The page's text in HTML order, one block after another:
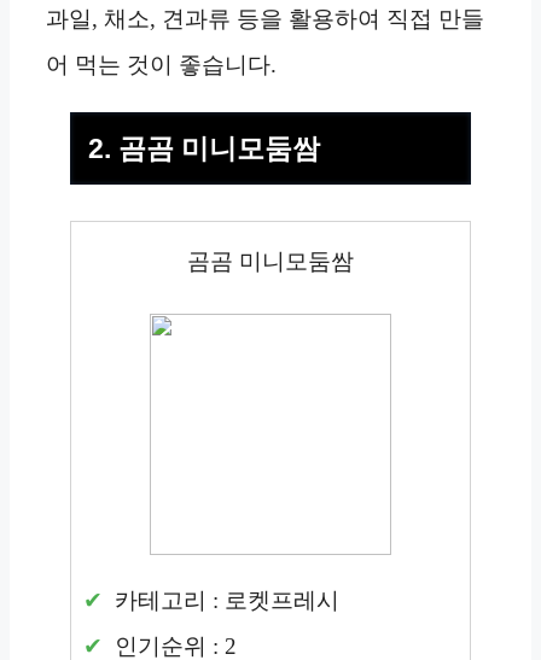
과일, 채소, 견과류 등을 활용하여 직접 만들
어 먹는 것이 좋습니다.
2. 곰곰 미니모둠쌈
곰곰 미니모둠쌈
카테고리 : 로켓프레시
인기순위 : 2